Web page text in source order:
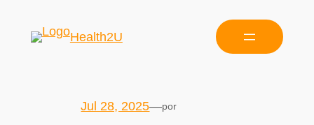
Health2U
Jul 28, 2025—por